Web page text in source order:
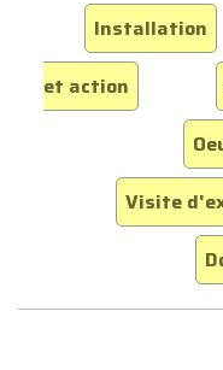
Installation
et action
Visite